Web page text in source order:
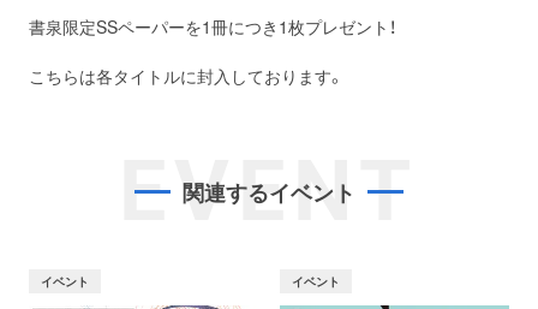
書泉限定SSペーパーを1冊につき1枚プレゼント！
こちらは各タイトルに封入しております。
EVENT
関連するイベント
イベント イベント